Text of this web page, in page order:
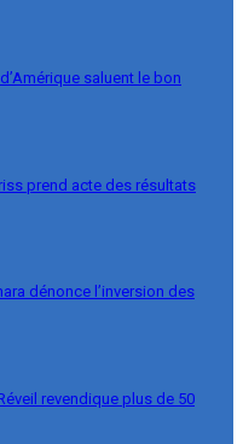
saluent le bon
prend acte des résultats
dénonce l’inversion des
revendique plus de 50